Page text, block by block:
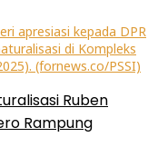
Ruben
Rampung